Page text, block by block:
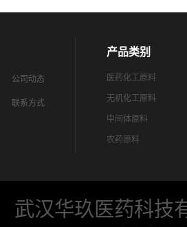
公司动态
联系方式
产品类别
医药化工原料
无机化工原料
中间体原料
农药原料
武汉华玖医药科技